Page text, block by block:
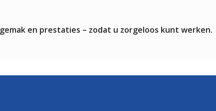
en prestaties – zodat u zorgeloos kunt werken.